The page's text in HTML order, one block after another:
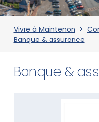
Vivre à Maintenon >
Banque & assurance
Banque &